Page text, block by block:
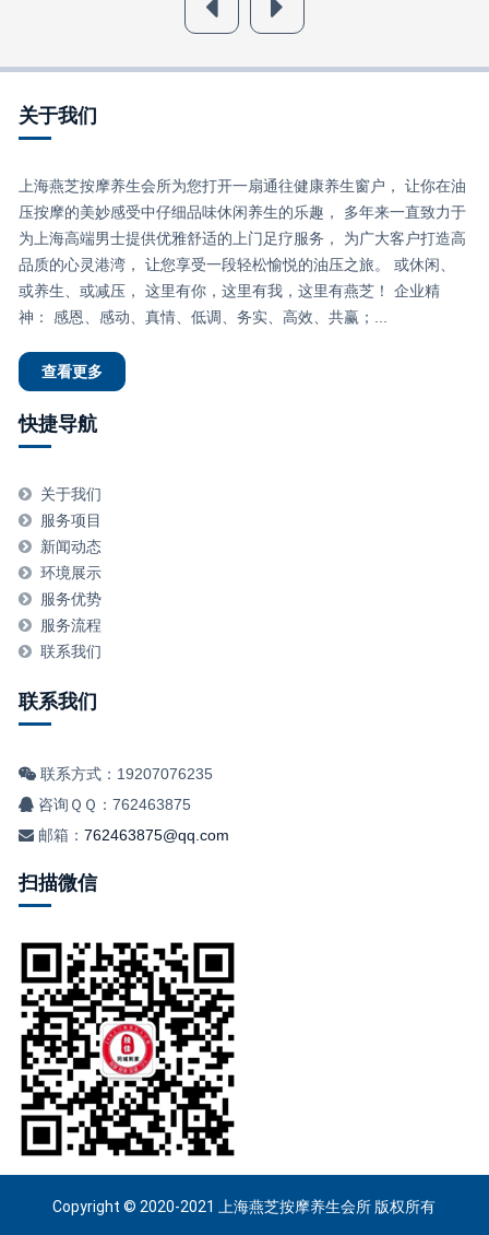
关于我们
上海燕芝按摩养生会所为您打开一扇通往健康养生窗户， 让你在油
压按摩的美妙感受中仔细品味休闲养生的乐趣， 多年来一直致力于
为上海高端男士提供优雅舒适的上门足疗服务， 为广大客户打造高
品质的心灵港湾， 让您享受一段轻松愉悦的油压之旅。 或休闲、
或养生、或减压， 这里有你，这里有我，这里有燕芝！ 企业精
神： 感恩、感动、真情、低调、务实、高效、共赢；...
查看更多
快捷导航
关于我们
服务项目
新闻动态
环境展示
服务优势
服务流程
联系我们
联系我们
联系方式：19207076235
咨询ＱＱ：762463875
邮箱：762463875@qq.com
扫描微信
Copyright © 2020-2021 上海燕芝按摩养生会所 版权所有